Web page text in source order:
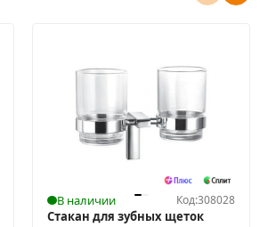
В наличии Код:308028
Стакан для зубных щеток